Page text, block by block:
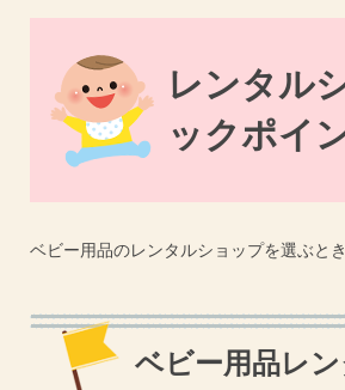
レンタル
ックポイ
ベビー用品のレンタルショップを選ぶと
ベビー用品レ